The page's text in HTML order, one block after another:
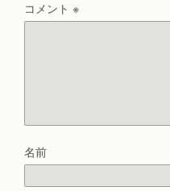
コメント ※
名前